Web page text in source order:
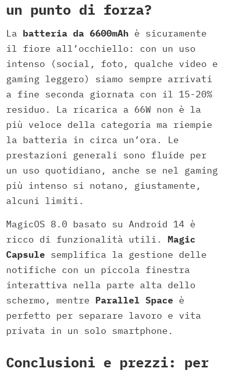
un punto di forza?
La batteria da 6600mAh è sicuramente
il fiore all’occhiello: con un uso
intenso (social, foto, qualche video e
gaming leggero) siamo sempre arrivati
a fine seconda giornata con il 15-20%
residuo. La ricarica a 66W non è la
più veloce della categoria ma riempie
la batteria in circa un’ora. Le
prestazioni generali sono fluide per
un uso quotidiano, anche se nel gaming
più intenso si notano, giustamente,
alcuni limiti.
MagicOS 8.0 basato su Android 14 è
ricco di funzionalità utili. Magic
Capsule semplifica la gestione delle
notifiche con un piccola finestra
interattiva nella parte alta dello
schermo, mentre Parallel Space è
perfetto per separare lavoro e vita
privata in un solo smartphone.
Conclusioni e prezzi: per